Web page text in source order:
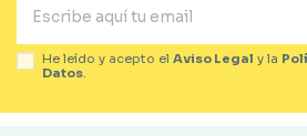
He leído y acepto el Aviso Legal y la
Datos